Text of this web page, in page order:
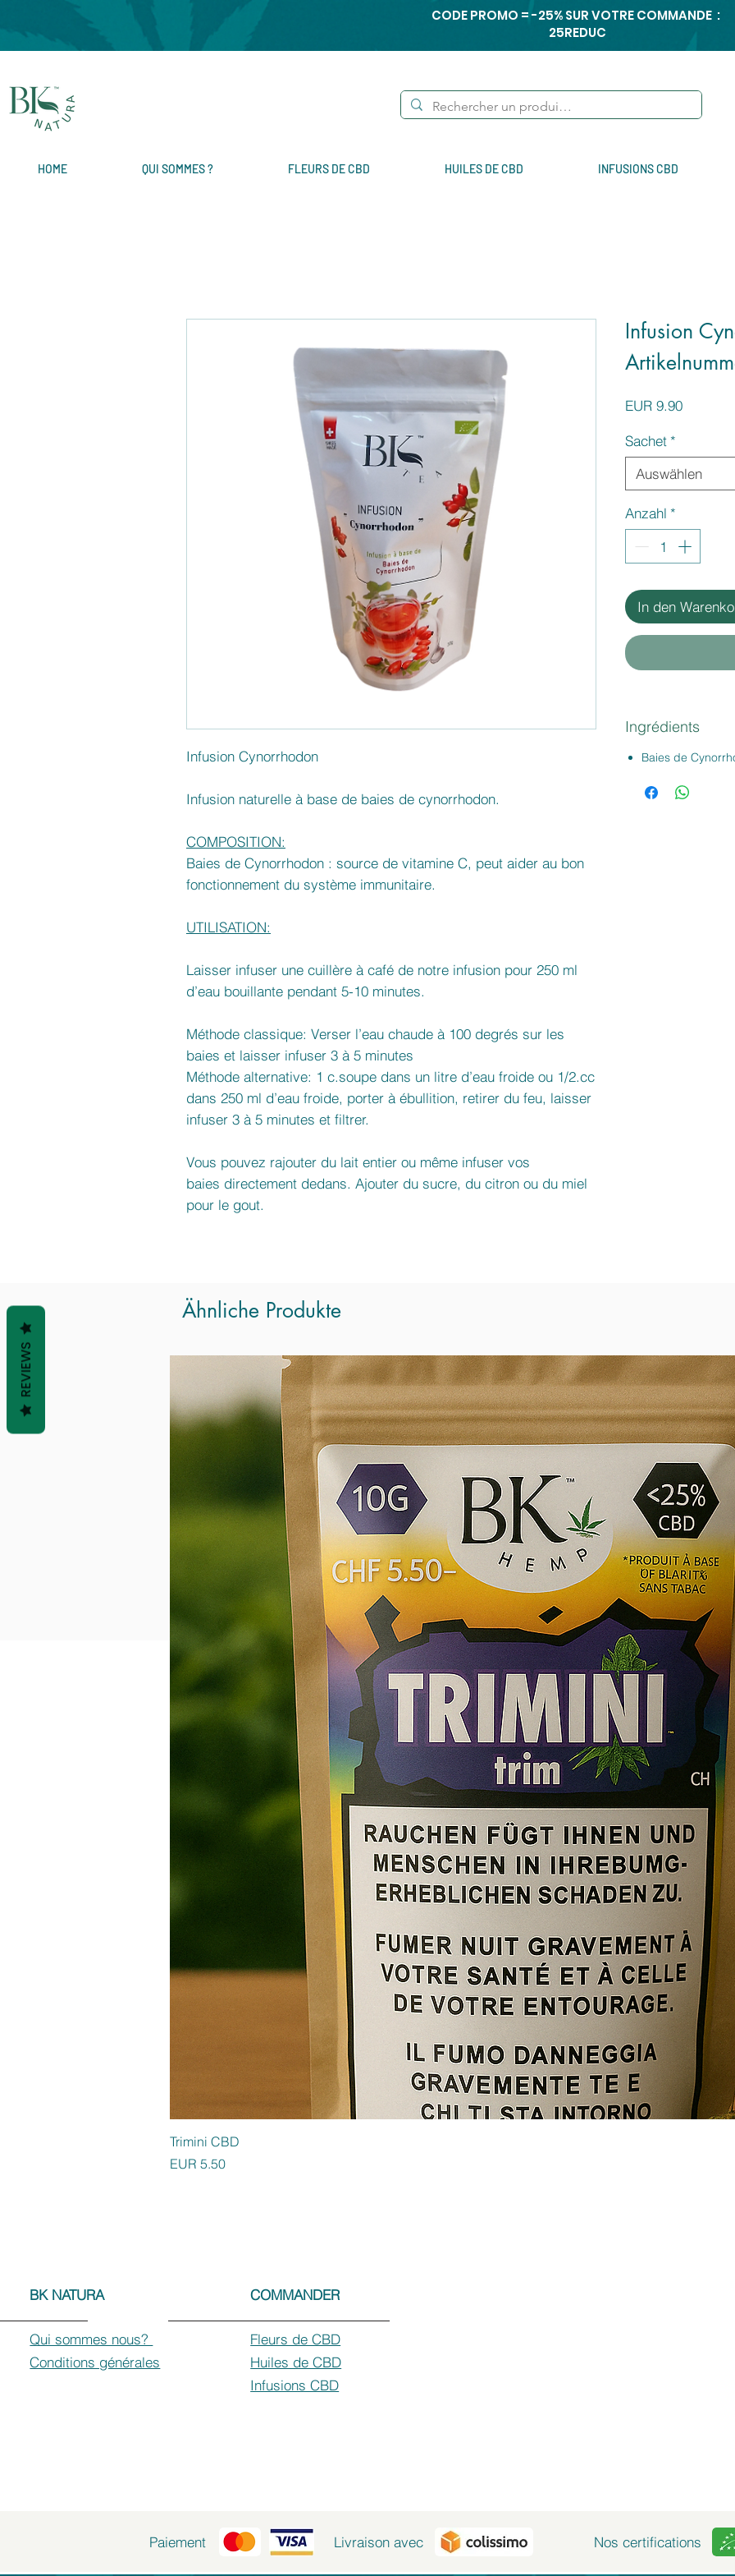
CODE PROMO = -25% SUR VOTRE COMMANDE :
25REDUC
HOME QUI SOMMES ? FLEURS DE CBD HUILES DE CBD INFUSIONS CBD
Infusion Cynorrhodon
Infusion naturelle à base de baies de cynorrhodon.
COMPOSITION:
Baies de Cynorrhodon : source de vitamine C, peut aider au bon
fonctionnement du système immunitaire.
UTILISATION:
Laisser infuser une cuillère à café de notre infusion pour 250 ml
d’eau bouillante pendant 5-10 minutes.
Méthode classique: Verser l’eau chaude à 100 degrés sur les
baies et laisser infuser 3 à 5 minutes
Méthode alternative: 1 c.soupe dans un litre d’eau froide ou 1/2.cc
dans 250 ml d’eau froide, porter à ébullition, retirer du feu, laisser
infuser 3 à 5 minutes et filtrer.
Vous pouvez rajouter du lait entier ou même infuser vos
baies directement dedans. Ajouter du sucre, du citron ou du miel
pour le gout.
Infusion
EUR 9.90Preis
Sachet *
Auswählen
Anzahl *
In den
Ingrédients
Baies de
Ähnliche Produkte
Trimini CBD
Preis
EUR 5.50
BK NATURA
Qui sommes nous?
Conditions générales
COMMANDER
Fleurs de CBD
Huiles de CBD
Infusions CBD
Paiement Livraison avec Nos certifications
REVIEWS